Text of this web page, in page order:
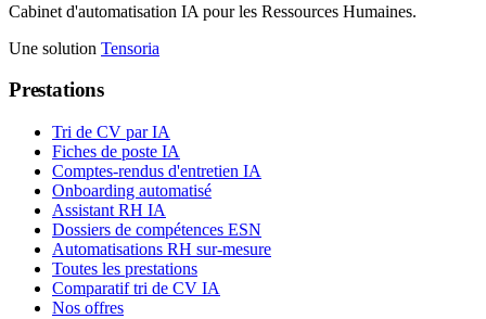
Cabinet d'automatisation IA pour les Ressources Humaines.
Une solution Tensoria
Prestations
Tri de CV par IA
Fiches de poste IA
Comptes-rendus d'entretien IA
Onboarding automatisé
Assistant RH IA
Dossiers de compétences ESN
Automatisations RH sur-mesure
Toutes les prestations
Comparatif tri de CV IA
Nos offres